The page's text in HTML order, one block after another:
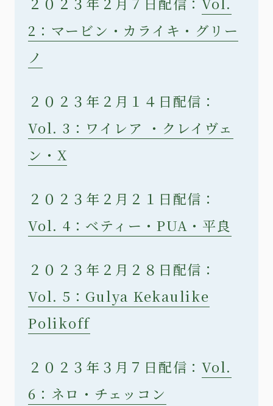
2：マービン・カライキ・グリー
ノ
２０２３年２月１４日配信：
Vol. 3：ワイレア ・クレイヴェ
ン・X
２０２３年２月２１日配信：
Vol. 4：ベティー・PUA・平良
２０２３年２月２８日配信：
Vol. 5：Gulya Kekaulike
Polikoff
２０２３年３月７日配信：Vol.
6：ネロ・チェッコン